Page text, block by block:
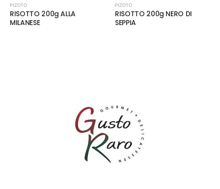
ΡΙΖΌΤΟ
RISOTTO 200g ALLA
MILANESE
ΡΙΖΌΤΟ
RISOTTO 200g NERO DI
SEPPIA